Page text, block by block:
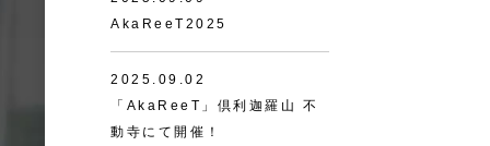
AkaReeT2025
2025.09.02
「AkaReeT」倶利迦羅山 不
動寺にて開催！